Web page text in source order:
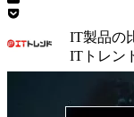
IT製品の
ITトレン